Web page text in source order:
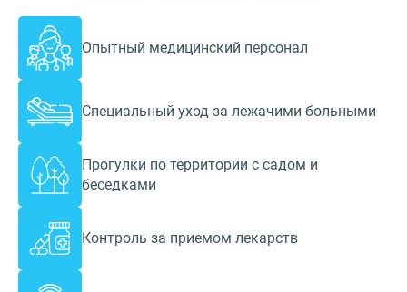
Опытный медицинский персонал
Специальный уход за лежачими больными
Прогулки по территории с садом и
беседками
Контроль за приемом лекарств